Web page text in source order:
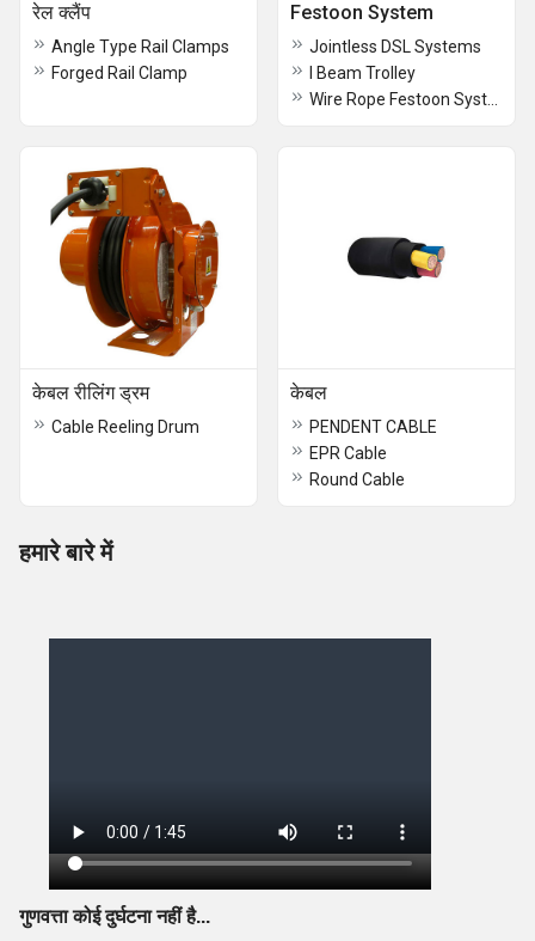
रेल क्लैंप
Angle Type Rail Clamps
Forged Rail Clamp
Festoon System
Jointless DSL Systems
I Beam Trolley
केबल रीलिंग ड्रम
Cable Reeling Drum
केबल
PENDENT CABLE
EPR Cable
Round Cable
हमारे बारे में
गुणवत्ता कोई दुर्घटना नहीं है...